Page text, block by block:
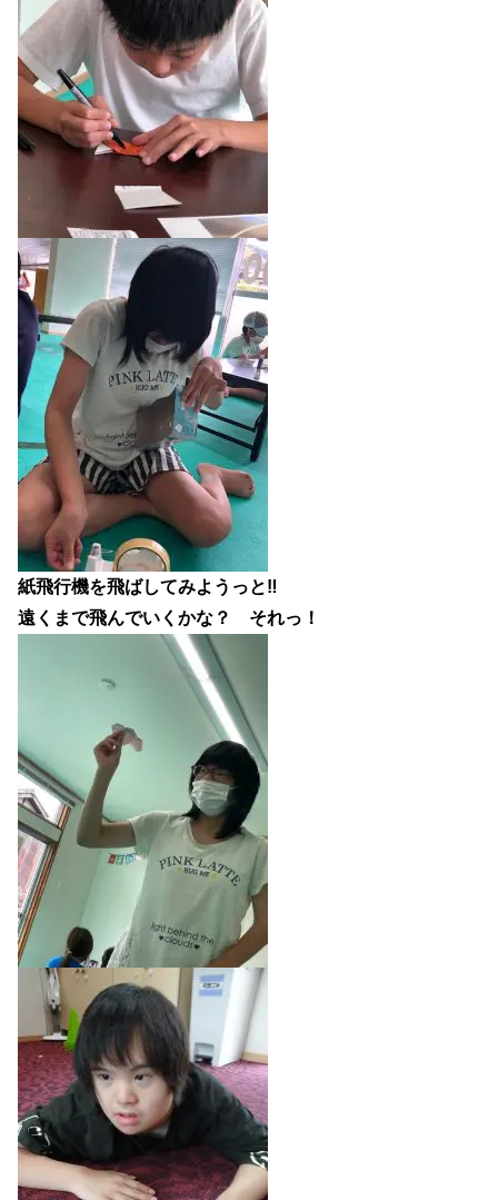
紙飛行機を飛ばしてみようっと‼
遠くまで飛んでいくかな？ それっ！